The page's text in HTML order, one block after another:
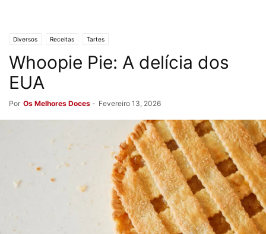
Diversos Receitas Tartes
Whoopie Pie: A delícia dos
EUA
Por Os Melhores Doces - Fevereiro 13, 2026